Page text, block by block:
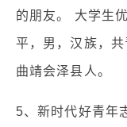
的朋友。 大学生
平，男，汉族，
曲靖会泽县人。
5、新时代好青年